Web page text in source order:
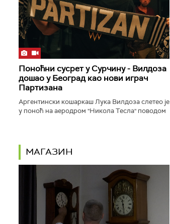
Поноћни сусрет у Сурчину - Вилдоза
дошао у Београд као нови играч
Партизана
Аргентински кошаркаш Лука Вилдоза слетео је
у поноћ на аеродром "Никола Тесла" поводом
МАГАЗИН